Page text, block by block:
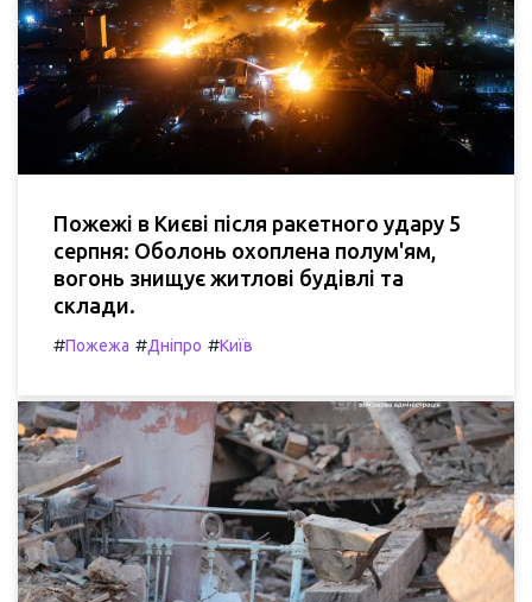
Пожежі в Києві після ракетного удару 5
серпня: Оболонь охоплена полум'ям,
вогонь знищує житлові будівлі та
склади.
#Пожежа #Дніпро #Київ